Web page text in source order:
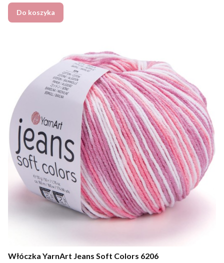
Do koszyka
Włóczka YarnArt Jeans Soft Colors 6206